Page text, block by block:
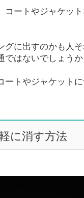
ートやジャケッ
に出すのかも人
はないでしょうか
トやジャケット
に消す方法